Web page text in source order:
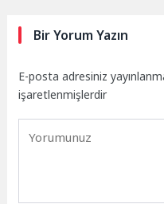
Bir Yorum Yazın
E-posta adresiniz
işaretlenmişlerdir